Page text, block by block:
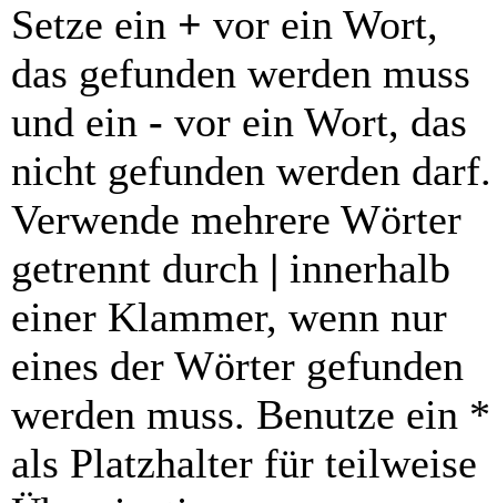
Setze ein + vor ein Wort,
das gefunden werden muss
und ein - vor ein Wort, das
nicht gefunden werden darf.
Verwende mehrere Wörter
getrennt durch | innerhalb
einer Klammer, wenn nur
eines der Wörter gefunden
werden muss. Benutze ein *
als Platzhalter für teilweise